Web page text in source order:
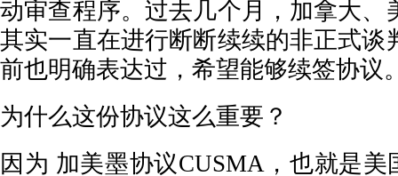
动审查程序。过去几个月，加拿大、
其实一直在进行断断续续的非正式谈
前也明确表达过，希望能够续签协议
为什么这份协议这么重要？
因为 加美墨协议CUSMA，也就是美